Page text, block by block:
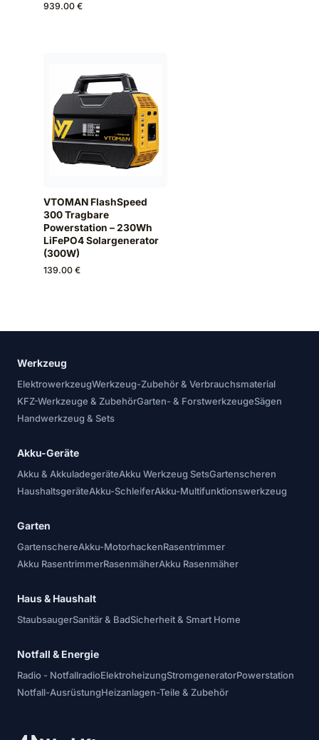
939.00 €
VTOMAN FlashSpeed
300 Tragbare
Powerstation – 230Wh
LiFePO4 Solargenerator
(300W)
139.00 €
Werkzeug
ElektrowerkzeugWerkzeug-Zubehör & Verbrauchsmaterial
KFZ-Werkzeuge & ZubehörGarten- & ForstwerkzeugeSägen
Handwerkzeug & Sets
Akku-Geräte
Akku & AkkuladegeräteAkku Werkzeug SetsGartenscheren
HaushaltsgeräteAkku-SchleiferAkku-Multifunktionswerkzeug
Garten
GartenschereAkku-MotorhackenRasentrimmer
Akku RasentrimmerRasenmäherAkku Rasenmäher
Haus & Haushalt
StaubsaugerSanitär & BadSicherheit & Smart Home
Notfall & Energie
Radio - NotfallradioElektroheizungStromgeneratorPowerstation
Notfall-AusrüstungHeizanlagen-Teile & Zubehör